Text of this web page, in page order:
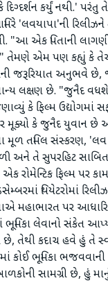
દિગ્દર્શન કર્યું નથી.'
'લવયાપા'ની
"આ એક પિતાની
તેમણે એમ પણ કહ્યું કે
જરૂરિયાત અનુભવે
લક્ષણ છે. "જુનૈદ
કે ફિલ્મ ઉદ્યોગમાં
મૂક્યો કે જુનૈદ યુવાન છે
મૂળ તમિલ સંસ્કરણ, 'લવ
અને તે સુપરહિટ
રોમેન્ટિક ફિલ્મ પર
થિયેટરોમાં
મહાભારત પર
ભૂમિકા લેવાનો સંકેત
તેથી કદાચ હવે હું તે
કોઈ ભૂમિકા
સામગ્રી છે, હું